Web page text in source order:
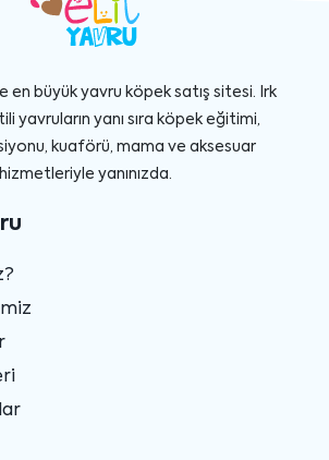
en büyük yavru köpek satış sitesi. Irk
yavruların yanı sıra köpek eğitimi,
kuaförü, mama ve aksesuar
hizmetleriyle yanınızda.